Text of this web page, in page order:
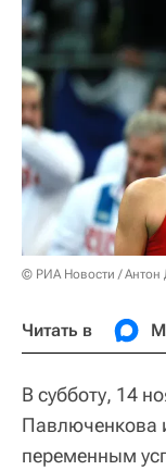
© РИА Новости / Антон
Читать в
В субботу, 14
Павлюченкова
переменным